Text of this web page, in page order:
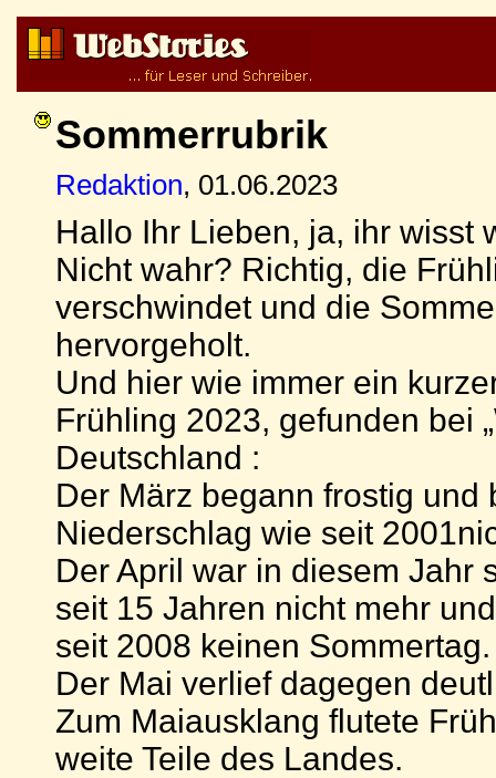
Sommerrubrik
Redaktion, 01.06.2023
Hallo Ihr Lieben, ja, ihr wisst
Nicht wahr? Richtig, die
verschwindet und die
hervorgeholt.
Und hier wie immer ein
Frühling 2023, gefunden bei
Deutschland :
Der März begann frostig und
Niederschlag wie seit
Der April war in diesem Jahr
seit 15 Jahren nicht mehr
seit 2008 keinen Sommertag.
Der Mai verlief dagegen
Zum Maiausklang flutete
weite Teile des Landes.